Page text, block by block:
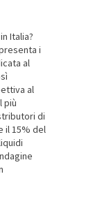
Italia?
i
al
al
più
di
il 15% del